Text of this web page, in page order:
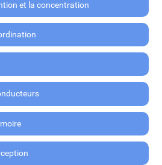
et la concentration